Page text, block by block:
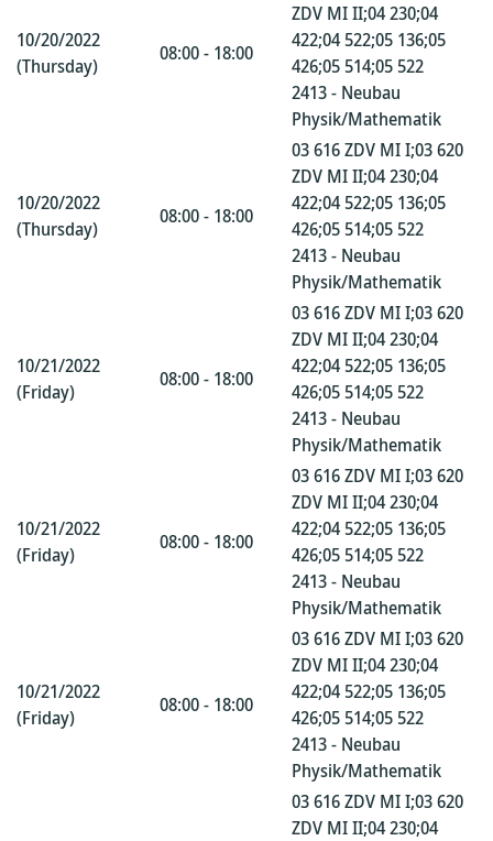
10/20/2022
(Thursday)
08:00 - 18:00
ZDV MI II;04 230;04
422;04 522;05 136;05
426;05 514;05 522
2413 - Neubau
Physik/Mathematik
10/20/2022
(Thursday)
08:00 - 18:00
03 616 ZDV MI I;03 620
ZDV MI II;04 230;04
422;04 522;05 136;05
426;05 514;05 522
2413 - Neubau
Physik/Mathematik
10/21/2022
(Friday)
08:00 - 18:00
03 616 ZDV MI I;03 620
ZDV MI II;04 230;04
422;04 522;05 136;05
426;05 514;05 522
2413 - Neubau
Physik/Mathematik
10/21/2022
(Friday)
08:00 - 18:00
03 616 ZDV MI I;03 620
ZDV MI II;04 230;04
422;04 522;05 136;05
426;05 514;05 522
2413 - Neubau
Physik/Mathematik
10/21/2022
(Friday)
08:00 - 18:00
03 616 ZDV MI I;03 620
ZDV MI II;04 230;04
422;04 522;05 136;05
426;05 514;05 522
2413 - Neubau
Physik/Mathematik
03 616 ZDV MI I;03 620
ZDV MI II;04 230;04